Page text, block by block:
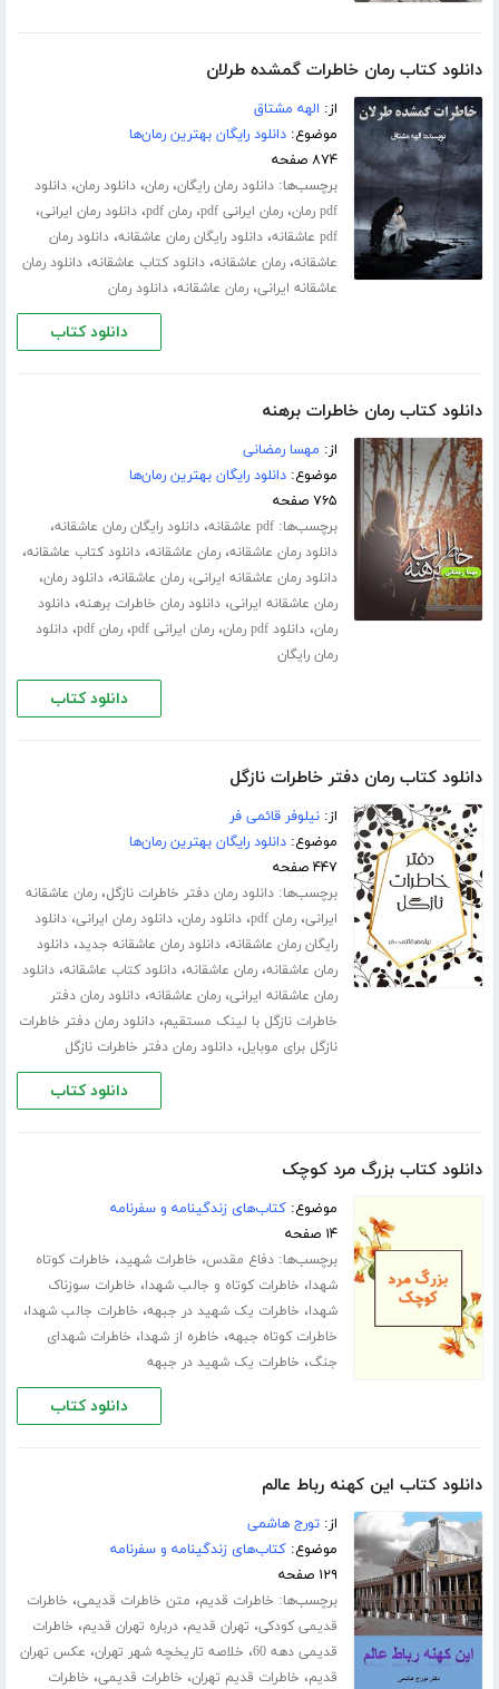
دانلود کتاب رمان خاطرات گمشده طرلان
از: الهه مشتاق
موضوع:دانلود رایگان بهترین رمان‌ها
۸۷۴ صفحه
برچسب‌ها:دانلود رمان رایگان،رمان،دانلود رمان،دانلود
pdf رمان
،رمان ایرانی pdf ،رمان pdf ،دانلود رمان ایرانی،
pdf عاشقانه ،دانلود رایگان رمان عاشقانه،دانلود رمان
عاشقانه،رمان عاشقانه،دانلود کتاب عاشقانه،دانلود رمان
عاشقانه ایرانی،رمان عاشقانه،دانلود رمان
دانلود کتاب
دانلود کتاب رمان خاطرات برهنه
از: مهسا رمضانی
موضوع:دانلود رایگان بهترین رمان‌ها
۷۶۵ صفحه
برچسب‌ها:pdf عاشقانه ،دانلود رایگان رمان عاشقانه،
دانلود رمان عاشقانه،رمان عاشقانه،دانلود کتاب عاشقانه،
دانلود رمان عاشقانه ایرانی،رمان عاشقانه،دانلود رمان،
رمان عاشقانه ایرانی،دانلود رمان خاطرات برهنه،دانلود
رمان،دانلود pdf رمان ،رمان ایرانی pdf ،رمان pdf ،دانلود
رمان رایگان
دانلود کتاب
دانلود کتاب رمان دفتر خاطرات نازگل
از:نیلوفر قائمی فر
موضوع:دانلود رایگان بهترین رمان‌ها
۴۴۷ صفحه
برچسب‌ها:دانلود رمان دفتر خاطرات نازگل،رمان عاشقانه
ایرانی،رمان pdf ،دانلود رمان،دانلود رمان ایرانی،دانلود
رایگان رمان عاشقانه،دانلود رمان عاشقانه جدید،دانلود
رمان عاشقانه،رمان عاشقانه،دانلود کتاب عاشقانه،دانلود
رمان عاشقانه ایرانی،رمان عاشقانه،دانلود رمان دفتر
خاطرات نازگل با لینک مستقیم،دانلود رمان دفتر خاطرات
نازگل برای موبایل،دانلود رمان دفتر خاطرات نازگل
دانلود کتاب
دانلود کتاب بزرگ مرد کوچک
موضوع:کتاب‌های زندگینامه و سفرنامه
۱۴ صفحه
برچسب‌ها:دفاع مقدس، خاطرات شهید، خاطرات کوتاه
شهدا، خاطرات کوتاه و جالب شهدا، خاطرات سوزناک
شهدا، خاطرات یک شهید در جبهه، خاطرات جالب شهدا،
خاطرات کوتاه جبهه، خاطره از شهدا، خاطرات شهدای
جنگ، خاطرات یک شهید در جبهه
دانلود کتاب
دانلود کتاب این کهنه رباط عالم
از:تورج هاشمی
موضوع:کتاب‌های زندگینامه و سفرنامه
۱۲۹ صفحه
برچسب‌ها: خاطرات قدیم، متن خاطرات قدیمی، خاطرات
قدیمی کودکی، تهران قدیم،درباره تهران قدیم، خاطرات
قدیمی دهه 60
، خلاصه تاریخچه شهر تهران، عکس تهران
قدیم، خاطرات قدیم تهران، خاطرات قدیمی، خاطرات